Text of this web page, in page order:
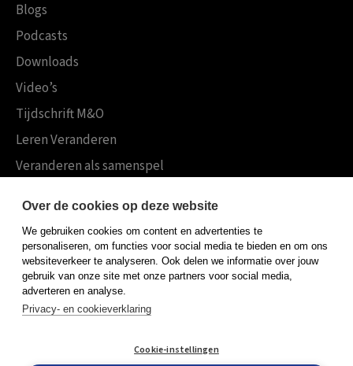
Blogs
Podcasts
Downloads
Video’s
Tijdschrift M&O
Leren Veranderen
Veranderen als samenspel
Koninklijke Boom uitgevers
Boom Psychologie
Boom Hoger Onderwijs
Privacy policy
Over de cookies op deze website
We gebruiken cookies om content en advertenties te
personaliseren, om functies voor social media te bieden en om ons
websiteverkeer te analyseren. Ook delen we informatie over jouw
gebruik van onze site met onze partners voor social media,
adverteren en analyse.
Privacy- en cookieverklaring
Cookie-instellingen